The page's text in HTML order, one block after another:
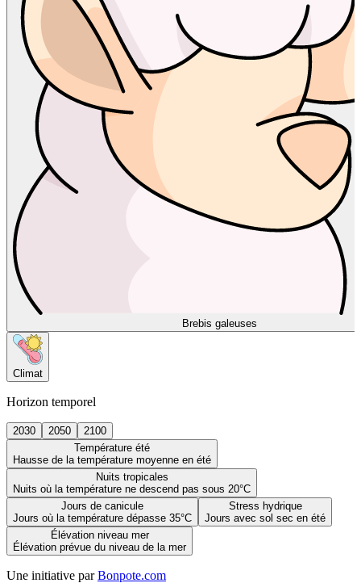
Brebis galeuses
Climat
Horizon temporel
2030 2050
2100
Température été
Hausse de la température moyenne en été
Nuits tropicales
Nuits où la température ne descend pas sous 20°C
Jours de canicule
Jours où la température dépasse 35°C
Stress hydrique
Jours avec sol sec en été
Élévation niveau mer
Élévation prévue du niveau de la mer
Une initiative par Bonpote.com